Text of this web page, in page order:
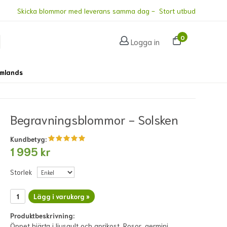
Skicka blommor med leverans samma dag - Stort utbud
Logga in 0
Begravningsblommor - Solsken
Kundbetyg:
1 995 kr
Storlek
Lägg i varukorg »
Produktbeskrivning: